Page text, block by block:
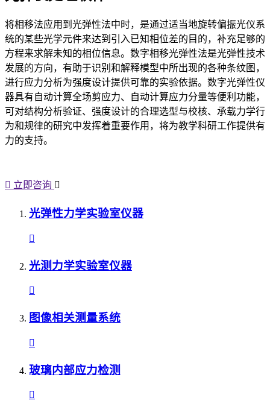
将相移法应用到光弹性法中时，是通过适当地旋转偏振光仪系
统的某些光学元件来达到引入已知相位差的目的，补充足够的
方程来求解未知的相位信息。数字相移光弹性法是光弹性技术
发展的方向，有助于识别和解释模型中所出现的各种条纹图，
进行应力分析为强度设计提供可靠的实验依据。数字光弹性仪
器具有自动计算全场剪应力、自动计算应力分量等便利功能，
可对结构分析验证、强度设计的合理选型与校核、承载力学行
为和规律的研究中发挥着重要作用，将为教学科研工作提供有
力的支持。
立即咨询
光弹性力学实验室仪器
光测力学实验室仪器
图像相关测量系统
玻璃内部应力检测